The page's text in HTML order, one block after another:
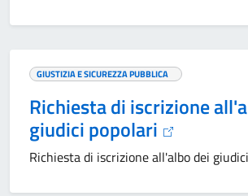
GIUSTIZIA E SICUREZZA PUBBLICA
Richiesta di iscrizione
giudici popolari
Richiesta di iscrizione all'albo dei